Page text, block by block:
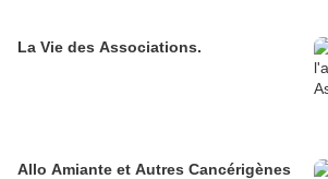
La Vie des Associations.
Allo Amiante et Autres Cancérigènes